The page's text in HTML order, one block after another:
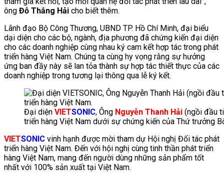
ông Đỗ Thắng Hải cho biết thêm.
Lãnh đạo Bộ Công Thương, UBND TP. Hồ Chí Minh, đại biểu
dại diện cho các bộ, ngành, địa phương đã chứng kiến đại diện
cho các doanh nghiệp cùng nhau ký cam kết hợp tác trong phát
triển hàng Việt Nam. Chúng ta cùng hy vọng rằng sự hưởng
ứng ban đầy này sẽ lan tỏa thành sự hợp tác thiết thực của các
doanh nghiệp trong tương lại thông qua lễ ký kết.
Đại diện VIETSONIC, Ông Nguyễn Thanh Hải (ngồi đầu
triển hàng Việt Nam dưới sự chứng kiến của Thứ trưởng
VIETSONIC vinh hạnh được mời tham dự Hội nghị Đối tác phát
triển hàng Việt Nam. Đến với hội nghị cùng tinh thần phát triển
hàng Việt Nam, mang đến người dùng những sản phẩm tốt
nhất với 100% sản xuất tại Việt Nam.